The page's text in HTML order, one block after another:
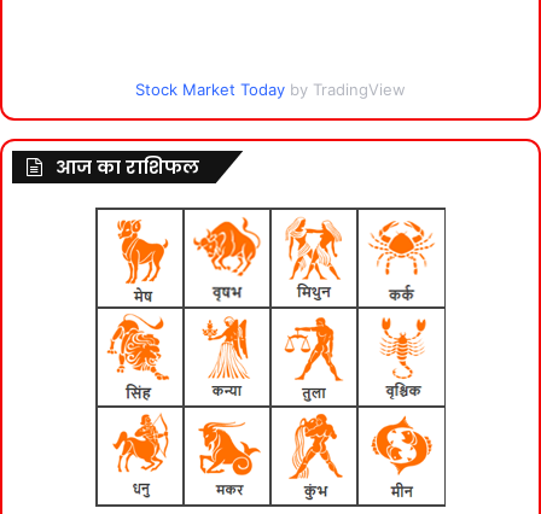
Stock Market Today by TradingView
आज का राशिफल